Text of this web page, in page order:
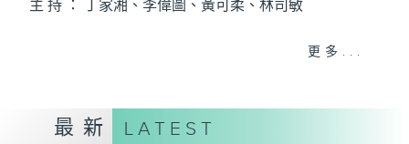
主 持 ： 丁家湘、李偉圖、黃可柔、林司敏
務求令每一個晚上越夜「粤」精彩。
更多...
最新 LATEST